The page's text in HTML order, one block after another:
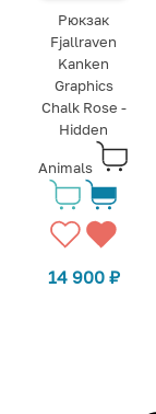
Рюкзак
Fjallraven
Kanken
Graphics
Chalk Rose -
Hidden
Animals
14 900 ₽